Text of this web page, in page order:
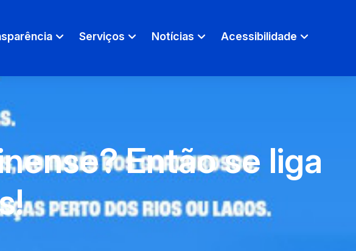
Serviços Notícias Acessibilidade
Então se liga